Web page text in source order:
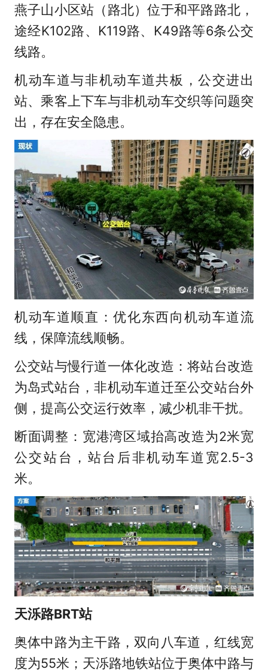
燕子山小区站（路北）位于和平路路北，
途经K102路、K119路、K49路等6条公交
线路。
机动车道与非机动车道共板，公交进出
站、乘客上下车与非机动车交织等问题突
出，存在安全隐患。
机动车道顺直：优化东西向机动车道流
线，保障流线顺畅。
公交站与慢行道一体化改造：将站台改造
为岛式站台，非机动车道迁至公交站台外
侧，提高公交运行效率，减少机非干扰。
断面调整：宽港湾区域抬高改造为2米宽
公交站台，站台后非机动车道宽2.5-3
米。
天泺路BRT站
奥体中路为主干路，双向八车道，红线宽
度为55米；天泺路地铁站位于奥体中路与